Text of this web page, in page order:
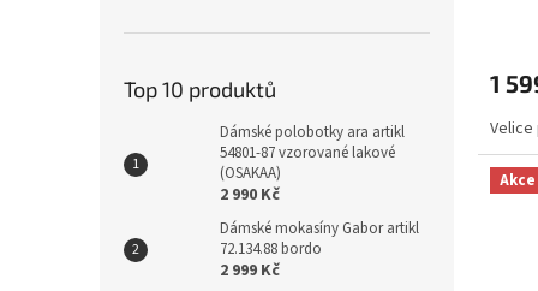
Top 10 produktů
Dámské polobotky ara artikl
54801-87 vzorované lakové
(OSAKAA)
2 990 Kč
Dámské mokasíny Gabor artikl
72.134.88 bordo
2 999 Kč
1
Velice
Akce